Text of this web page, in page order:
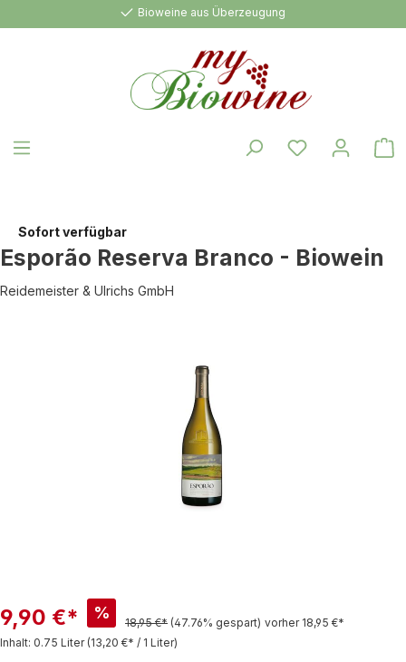
Bioweine aus Überzeugung
Sofort verfügbar
Esporão Reserva Branco - Biowein
Reidemeister & Ulrichs GmbH
9,90 €* %
18,95 €* (47.76% gespart) vorher 18,95 €*
Inhalt: 0.75 Liter (13,20 €* / 1 Liter)